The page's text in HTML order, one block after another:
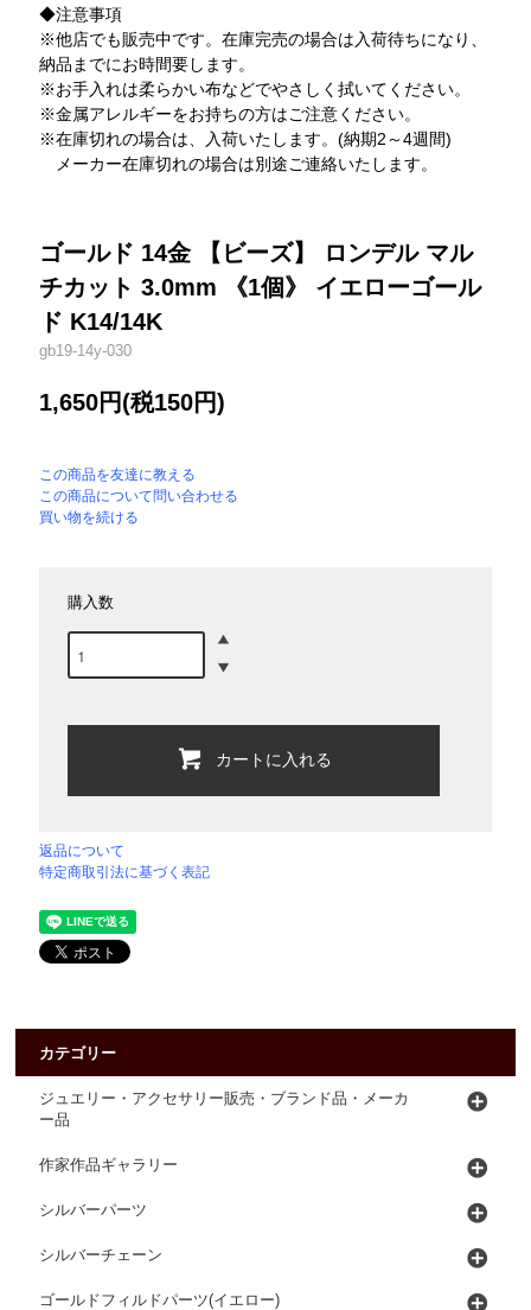
◆注意事項
※他店でも販売中です。在庫完売の場合は入荷待ちになり、
納品までにお時間要します。
※お手入れは柔らかい布などでやさしく拭いてください。
※金属アレルギーをお持ちの方はご注意ください。
※在庫切れの場合は、入荷いたします。(納期2～4週間)
メーカー在庫切れの場合は別途ご連絡いたします。
ゴールド 14金 【ビーズ】 ロンデル マル
チカット 3.0mm 《1個》 イエローゴール
ド K14/14K
gb19-14y-030
1,650円(税150円)
この商品を友達に教える
この商品について問い合わせる
買い物を続ける
購入数
カートに入れる
返品について
特定商取引法に基づく表記
カテゴリー
ジュエリー・アクセサリー販売・ブランド品・メーカ
ー品
作家作品ギャラリー
シルバーパーツ
シルバーチェーン
ゴールドフィルドパーツ(イエロー)